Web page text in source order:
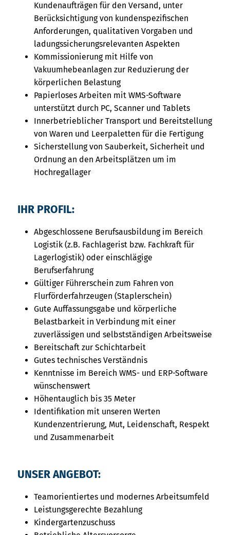
Kundenaufträgen für den Versand, unter
Berücksichtigung von kundenspezifischen
Anforderungen, qualitativen Vorgaben und
ladungssicherungsrelevanten Aspekten
Kommissionierung mit Hilfe von
Vakuumhebeanlagen zur Reduzierung der
körperlichen Belastung
Papierloses Arbeiten mit WMS-Software
unterstützt durch PC, Scanner und Tablets
Innerbetrieblicher Transport und Bereitstellung
von Waren und Leerpaletten für die Fertigung
Sicherstellung von Sauberkeit, Sicherheit und
Ordnung an den Arbeitsplätzen um im
Hochregallager
IHR PROFIL:
Abgeschlossene Berufsausbildung im Bereich
Logistik (z.B. Fachlagerist bzw. Fachkraft für
Lagerlogistik) oder einschlägige
Berufserfahrung
Gültiger Führerschein zum Fahren von
Flurförderfahrzeugen (Staplerschein)
Gute Auffassungsgabe und körperliche
Belastbarkeit in Verbindung mit einer
zuverlässigen und selbstständigen Arbeitsweise
Bereitschaft zur Schichtarbeit
Gutes technisches Verständnis
Kenntnisse im Bereich WMS- und ERP-Software
wünschenswert
Höhentauglich bis 35 Meter
Identifikation mit unseren Werten
Kundenzentrierung, Mut, Leidenschaft, Respekt
und Zusammenarbeit
UNSER ANGEBOT:
Teamorientiertes und modernes Arbeitsumfeld
Leistungsgerechte Bezahlung
Kindergartenzuschuss